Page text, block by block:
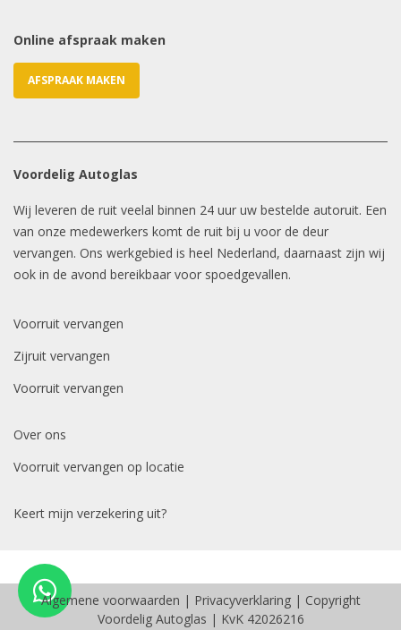
Online afspraak maken
AFSPRAAK MAKEN
Voordelig Autoglas
Wij leveren de ruit veelal binnen 24 uur uw bestelde autoruit. Een
van onze medewerkers komt de ruit bij u voor de deur
vervangen. Ons werkgebied is heel Nederland, daarnaast zijn wij
ook in de avond bereikbaar voor spoedgevallen.
Voorruit vervangen
Zijruit vervangen
Voorruit vervangen
Over ons
Voorruit vervangen op locatie
Keert mijn verzekering uit?
Algemene voorwaarden | Privacyverklaring| Copyright
Voordelig Autoglas | KvK 42026216